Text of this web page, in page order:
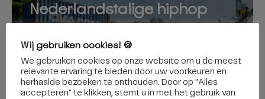
Nederlandstalige hiphop
met veerkracht, nostalgie en
Tilburgse trots
26 juli 2026
Wij gebruiken cookies! 🍪
We gebruiken cookies op onze website om u de meest
relevante ervaring te bieden door uw voorkeuren en
herhaalde bezoeken te onthouden. Door op "Alles
accepteren" te klikken, stemt u in met het gebruik van